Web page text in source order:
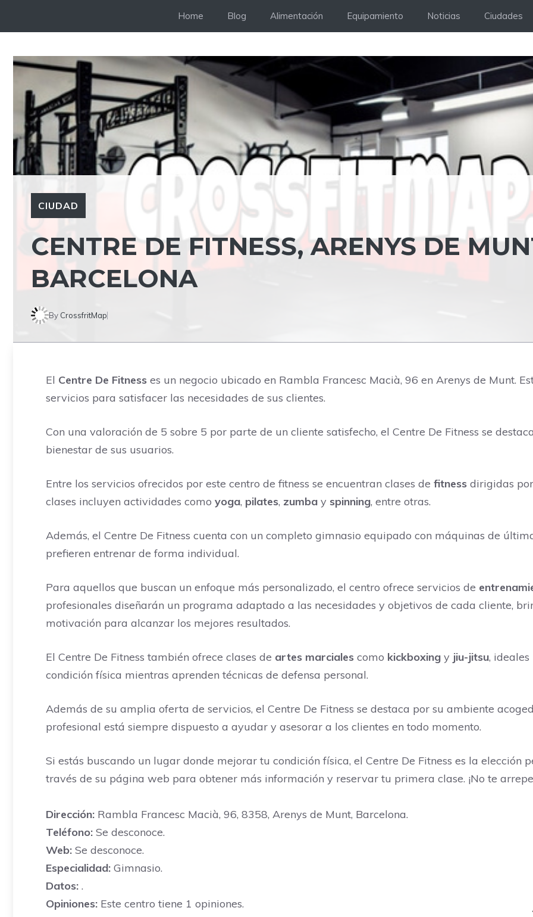
Home Blog Alimentación Equipamiento Noticias Ciudades
CIUDAD
CENTRE DE FITNESS, ARENYS DE
BARCELONA
By CrossfritMap
El Centre De Fitness es un negocio ubicado en Rambla Francesc Macià, 96 en Arenys de Munt.
servicios para satisfacer las necesidades de sus clientes.
Con una valoración de 5 sobre 5 por parte de un cliente satisfecho, el Centre De Fitness se
bienestar de sus usuarios.
Entre los servicios ofrecidos por este centro de fitness se encuentran clases de fitness dirigidas
clases incluyen actividades como yoga, pilates, zumba y spinning, entre otras.
Además, el Centre De Fitness cuenta con un completo gimnasio equipado con máquinas de
prefieren entrenar de forma individual.
Para aquellos que buscan un enfoque más personalizado, el centro ofrece servicios de
profesionales diseñarán un programa adaptado a las necesidades y objetivos de cada cliente,
motivación para alcanzar los mejores resultados.
El Centre De Fitness también ofrece clases de artes marciales como kickboxing y jiu-jitsu,
condición física mientras aprenden técnicas de defensa personal.
Además de su amplia oferta de servicios, el Centre De Fitness se destaca por su ambiente
profesional está siempre dispuesto a ayudar y asesorar a los clientes en todo momento.
Si estás buscando un lugar donde mejorar tu condición física, el Centre De Fitness es la elección
través de su página web para obtener más información y reservar tu primera clase. ¡No te
Dirección: Rambla Francesc Macià, 96, 8358, Arenys de Munt, Barcelona.
Teléfono: Se desconoce.
Web: Se desconoce.
Especialidad: Gimnasio.
Datos: .
Opiniones: Este centro tiene 1 opiniones.